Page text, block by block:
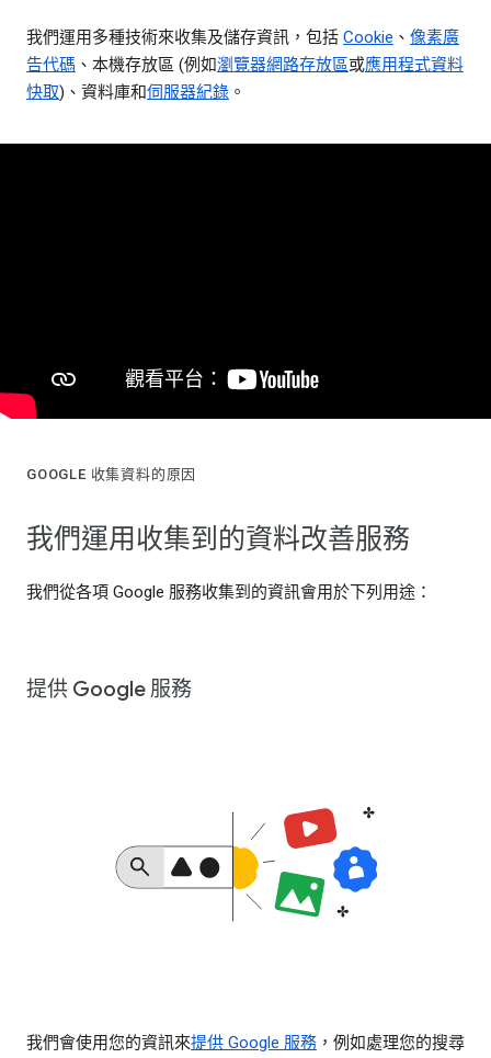
我們運用多種技術來收集及儲存資訊，包括 Cookie 、 像素廣
告代碼 、本機存放區 (例如瀏覽器網路存放區或應用程式資料
快取)、資料庫和伺服器紀錄 。
GOOGLE 收集資料的原因
我們運用收集到的資料改善服務
我們從各項 Google 服務收集到的資訊會用於下列用途：
提供 Google 服務
我們會使用您的資訊來提供 Google 服務 ，例如處理您的搜尋